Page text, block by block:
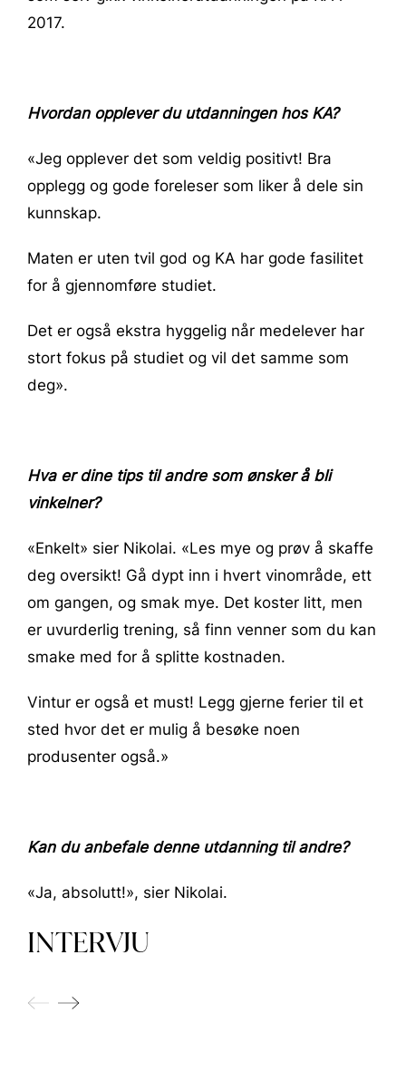
2017.
Hvordan opplever du utdanningen hos KA?
«Jeg opplever det som veldig positivt! Bra
opplegg og gode foreleser som liker å dele sin
kunnskap.
Maten er uten tvil god og KA har gode fasilitet
for å gjennomføre studiet.
Det er også ekstra hyggelig når medelever har
stort fokus på studiet og vil det samme som
deg».
Hva er dine tips til andre som ønsker å bli
vinkelner?
«Enkelt» sier Nikolai. «Les mye og prøv å skaffe
deg oversikt! Gå dypt inn i hvert vinområde, ett
om gangen, og smak mye. Det koster litt, men
er uvurderlig trening, så finn venner som du kan
smake med for å splitte kostnaden.
Vintur er også et must! Legg gjerne ferier til et
sted hvor det er mulig å besøke noen
produsenter også.»
Kan du anbefale denne utdanning til andre?
«Ja, absolutt!», sier Nikolai.
INTERVJU